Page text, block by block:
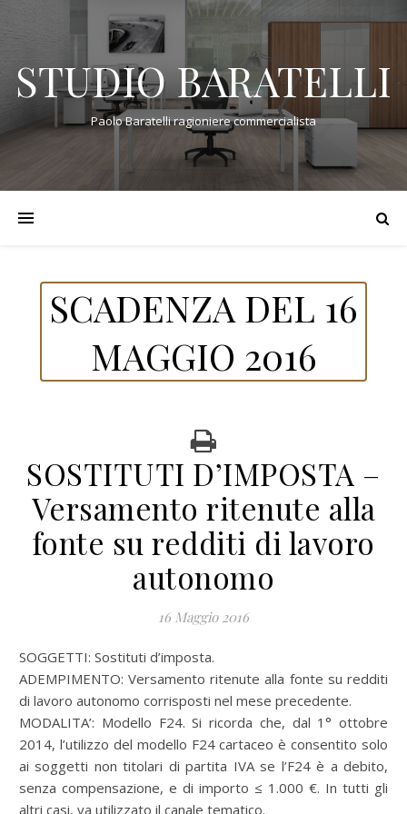
STUDIO BARATELLI
Paolo Baratelli ragioniere commercialista
SCADENZA DEL 16
MAGGIO 2016
SOSTITUTI D’IMPOSTA –
Versamento ritenute alla
fonte su redditi di lavoro
autonomo
16 Maggio 2016
SOGGETTI: Sostituti d’imposta.
ADEMPIMENTO: Versamento ritenute alla fonte su redditi
di lavoro autonomo corrisposti nel mese precedente.
MODALITA’: Modello F24. Si ricorda che, dal 1° ottobre
2014, l’utilizzo del modello F24 cartaceo è consentito solo
ai soggetti non titolari di partita IVA se l’F24 è a debito,
senza compensazione, e di importo ≤ 1.000 €. In tutti gli
altri casi, va utilizzato il canale tematico.